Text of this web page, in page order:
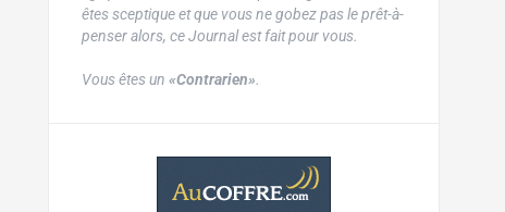
êtes sceptique et que vous ne gobez pas le prêt-à-
penser alors, ce Journal est fait pour vous.
Vous êtes un «Contrarien».